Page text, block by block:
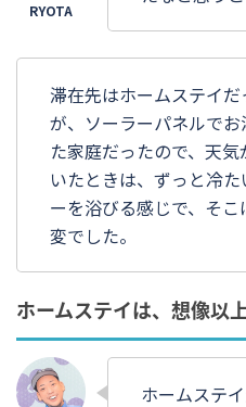
滞在先はホームステイだ
が、ソーラーパネルで
た家庭だったので、天
いたときは、ずっと冷
ーを浴びる感じで、そ
変でした。
ホームステイは、想像以
ホームステ